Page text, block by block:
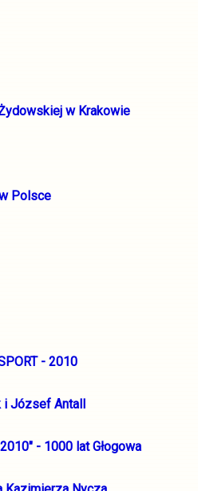
w Krakowie
Polsce
- 2010
i József Antall
- 1000 lat Głogowa